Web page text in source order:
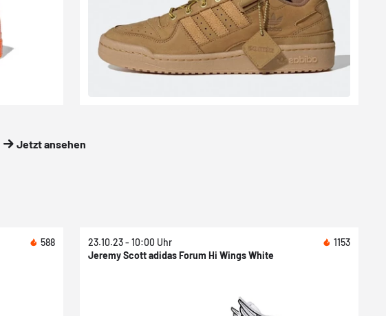
Jetzt ansehen
588
23.10.23 - 10:00 Uhr
1153
Jeremy Scott adidas Forum Hi Wings White